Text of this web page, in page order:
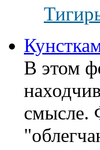
В этом
смысле.